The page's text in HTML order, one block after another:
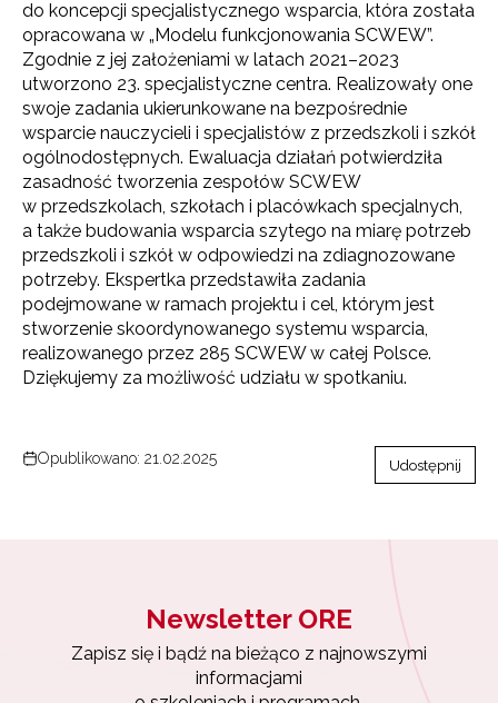
do koncepcji specjalistycznego wsparcia, która została
opracowana w „Modelu funkcjonowania SCWEW”.
Zgodnie z jej założeniami w latach 2021–2023
utworzono 23. specjalistyczne centra. Realizowały one
swoje zadania ukierunkowane na bezpośrednie
wsparcie nauczycieli i specjalistów z przedszkoli i szkół
ogólnodostępnych. Ewaluacja działań potwierdziła
zasadność tworzenia zespołów SCWEW
w przedszkolach, szkołach i placówkach specjalnych,
a także budowania wsparcia szytego na miarę potrzeb
przedszkoli i szkół w odpowiedzi na zdiagnozowane
potrzeby. Ekspertka przedstawiła zadania
podejmowane w ramach projektu i cel, którym jest
stworzenie skoordynowanego systemu wsparcia,
realizowanego przez 285 SCWEW w całej Polsce.
Dziękujemy za możliwość udziału w spotkaniu.
Opublikowano: 21.02.2025 Udostępnij
Newsletter ORE
Zapisz się i bądź na bieżąco z najnowszymi
informacjami